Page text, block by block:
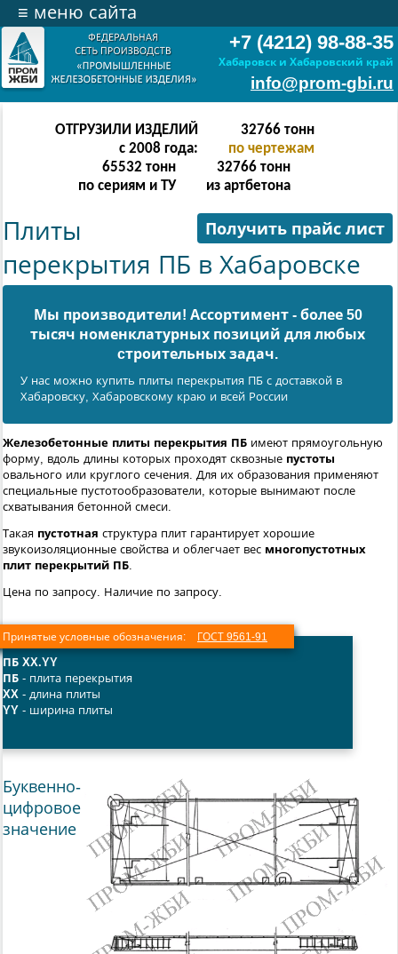
+7 (4212) 98-88-35
Хабаровск и Хабаровский край
info@prom-gbi.ru
≡ меню сайта
ОТГРУЗИЛИ ИЗДЕЛИЙ
с 2008 года:
131070тонн
по чертежам
238342 тонн
по сериям и ТУ
131070 тонн
из артбетона
Получить прайс лист
Плиты
перекрытия ПБ в Хабаровске
Мы производители! Ассортимент - более 50
тысяч номенклатурных позиций для любых
cтроительных задач.
У нас можно купить плиты перекрытия ПБ с доставкой в
Хабаровску, Хабаровскому краю и всей России
Железобетонные плиты перекрытия ПБ имеют прямоугольную
форму, вдоль длины которых проходят сквозные пустоты
овального или круглого сечения. Для их образования применяют
специальные пустотообразователи, которые вынимают после
схватывания бетонной смеси.
Такая пустотная структура плит гарантирует хорошие
звукоизоляционные свойства и облегчает вес многопустотных
плит перекрытий ПБ.
Цена по запросу. Наличие по запросу.
Принятые условные обозначения: ГОСТ 9561-91
ПБ XX.YY
ПБ - плита перекрытия
XX - длина плиты
YY - ширина плиты
Буквенно-
цифровое
значение